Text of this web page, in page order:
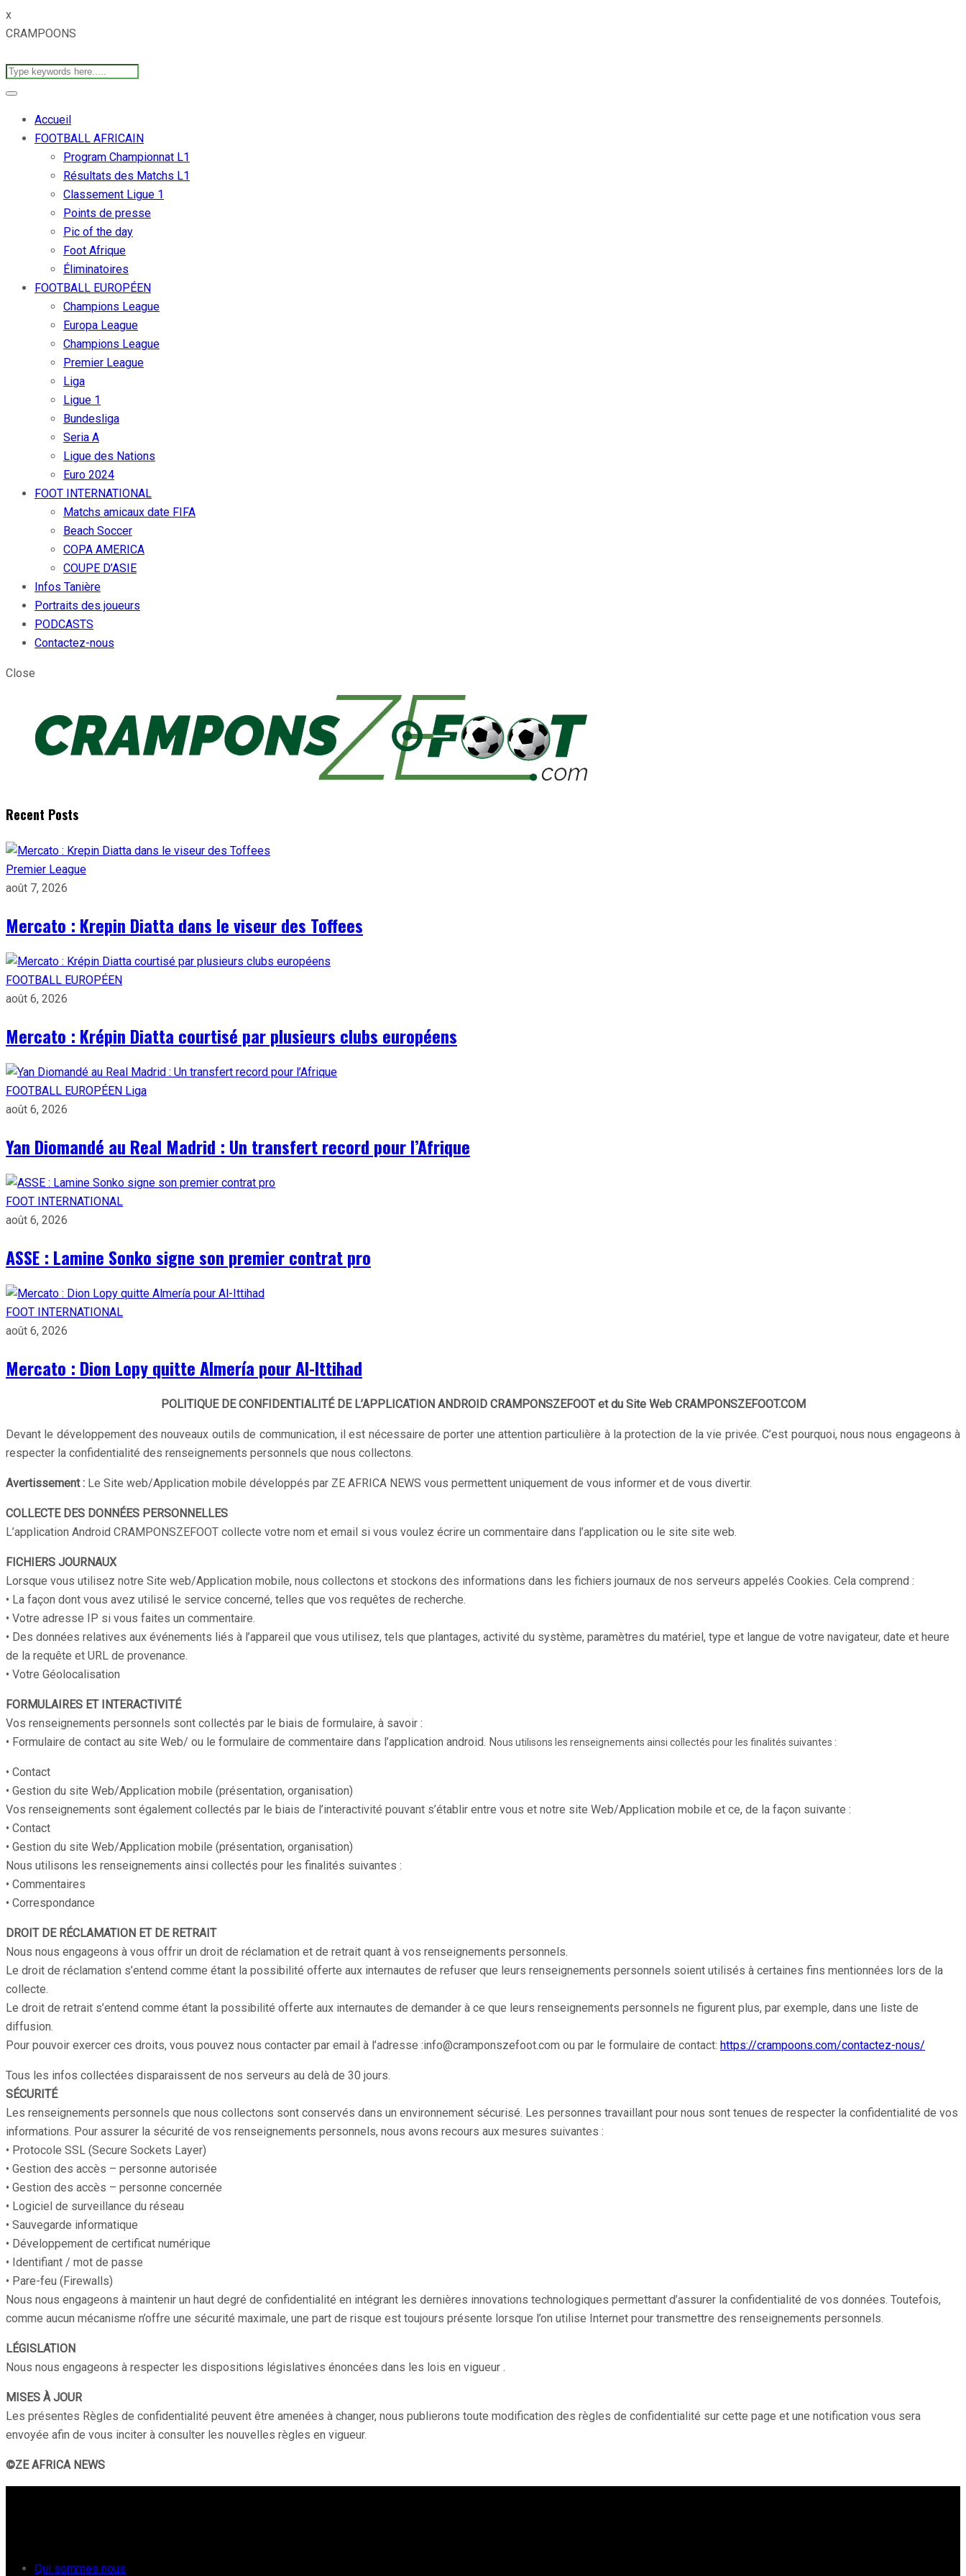
x
CRAMPOONS
Accueil
FOOTBALL AFRICAIN
Program Championnat L1
Résultats des Matchs L1
Classement Ligue 1
Points de presse
Pic of the day
Foot Afrique
Éliminatoires
FOOTBALL EUROPÉEN
Champions League
Europa League
Champions League
Premier League
Liga
Ligue 1
Bundesliga
Seria A
Ligue des Nations
Euro 2024
FOOT INTERNATIONAL
Matchs amicaux date FIFA
Beach Soccer
COPA AMERICA
COUPE D’ASIE
Infos Tanière
Portraits des joueurs
PODCASTS
Contactez-nous
Close
Recent Posts
Premier League
août 7, 2026
Mercato : Krepin Diatta dans le viseur des Toffees
FOOTBALL EUROPÉEN
août 6, 2026
Mercato : Krépin Diatta courtisé par plusieurs clubs européens
FOOTBALL EUROPÉEN Liga
août 6, 2026
Yan Diomandé au Real Madrid : Un transfert record pour l’Afrique
FOOT INTERNATIONAL
août 6, 2026
ASSE : Lamine Sonko signe son premier contrat pro
FOOT INTERNATIONAL
août 6, 2026
Mercato : Dion Lopy quitte Almería pour Al-Ittihad
POLITIQUE DE CONFIDENTIALITÉ DE L’APPLICATION ANDROID CRAMPONSZEFOOT et du Site Web CRAMPONSZEFOOT.COM
Devant le développement des nouveaux outils de communication, il est nécessaire de porter une attention particulière à la protection de la vie privée. C’est pourquoi, nous nous engageons à
respecter la confidentialité des renseignements personnels que nous collectons.
Avertissement : Le Site web/Application mobile développés par ZE AFRICA NEWS vous permettent uniquement de vous informer et de vous divertir.
COLLECTE DES DONNÉES PERSONNELLES
L’application Android CRAMPONSZEFOOT collecte votre nom et email si vous voulez écrire un commentaire dans l’application ou le site site web.
FICHIERS JOURNAUX
Lorsque vous utilisez notre Site web/Application mobile, nous collectons et stockons des informations dans les fichiers journaux de nos serveurs appelés Cookies. Cela comprend :
• La façon dont vous avez utilisé le service concerné, telles que vos requêtes de recherche.
• Votre adresse IP si vous faites un commentaire.
• Des données relatives aux événements liés à l’appareil que vous utilisez, tels que plantages, activité du système, paramètres du matériel, type et langue de votre navigateur, date et heure
de la requête et URL de provenance.
• Votre Géolocalisation
FORMULAIRES ET INTERACTIVITÉ
Vos renseignements personnels sont collectés par le biais de formulaire, à savoir :
• Formulaire de contact au site Web/ ou le formulaire de commentaire dans l’application android. Nous utilisons les renseignements ainsi collectés pour les finalités suivantes :
• Contact
• Gestion du site Web/Application mobile (présentation, organisation)
Vos renseignements sont également collectés par le biais de l’interactivité pouvant s’établir entre vous et notre site Web/Application mobile et ce, de la façon suivante :
• Contact
• Gestion du site Web/Application mobile (présentation, organisation)
Nous utilisons les renseignements ainsi collectés pour les finalités suivantes :
• Commentaires
• Correspondance
DROIT DE RÉCLAMATION ET DE RETRAIT
Nous nous engageons à vous offrir un droit de réclamation et de retrait quant à vos renseignements personnels.
Le droit de réclamation s’entend comme étant la possibilité offerte aux internautes de refuser que leurs renseignements personnels soient utilisés à certaines fins mentionnées lors de la
collecte.
Le droit de retrait s’entend comme étant la possibilité offerte aux internautes de demander à ce que leurs renseignements personnels ne figurent plus, par exemple, dans une liste de
diffusion.
Pour pouvoir exercer ces droits, vous pouvez nous contacter par email à l’adresse :info@cramponszefoot.com ou par le formulaire de contact: https://crampoons.com/contactez-nous/
Tous les infos collectées disparaissent de nos serveurs au delà de 30 jours.
SÉCURITÉ
Les renseignements personnels que nous collectons sont conservés dans un environnement sécurisé. Les personnes travaillant pour nous sont tenues de respecter la confidentialité de vos
informations. Pour assurer la sécurité de vos renseignements personnels, nous avons recours aux mesures suivantes :
• Protocole SSL (Secure Sockets Layer)
• Gestion des accès – personne autorisée
• Gestion des accès – personne concernée
• Logiciel de surveillance du réseau
• Sauvegarde informatique
• Développement de certificat numérique
• Identifiant / mot de passe
• Pare-feu (Firewalls)
Nous nous engageons à maintenir un haut degré de confidentialité en intégrant les dernières innovations technologiques permettant d’assurer la confidentialité de vos données. Toutefois,
comme aucun mécanisme n’offre une sécurité maximale, une part de risque est toujours présente lorsque l’on utilise Internet pour transmettre des renseignements personnels.
LÉGISLATION
Nous nous engageons à respecter les dispositions législatives énoncées dans les lois en vigueur .
MISES À JOUR
Les présentes Règles de confidentialité peuvent être amenées à changer, nous publierons toute modification des règles de confidentialité sur cette page et une notification vous sera
envoyée afin de vous inciter à consulter les nouvelles règles en vigueur.
©ZE AFRICA NEWS
Qui sommes nous